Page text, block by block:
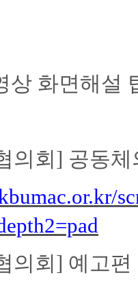
상 화면해설
의회 ] 공동
의회] 예고편